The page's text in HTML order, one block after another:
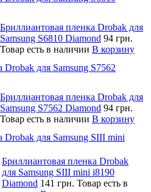
Бриллиантовая пленка Drobak для
Samsung S6810 Diamond 94 грн.
Товар есть в наличии В корзину
для Samsung S7562
Бриллиантовая пленка Drobak для
Samsung S7562 Diamond 94 грн.
Товар есть в наличии В корзину
Drobak для Samsung SIII mini
Бриллиантовая пленка Drobak
для Samsung SIII mini i8190
Diamond 141 грн. Товар есть в